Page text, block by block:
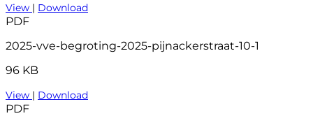
View | Download
PDF
2025-vve-begroting-2025-pijnackerstraat-10-1
96 KB
View | Download
PDF